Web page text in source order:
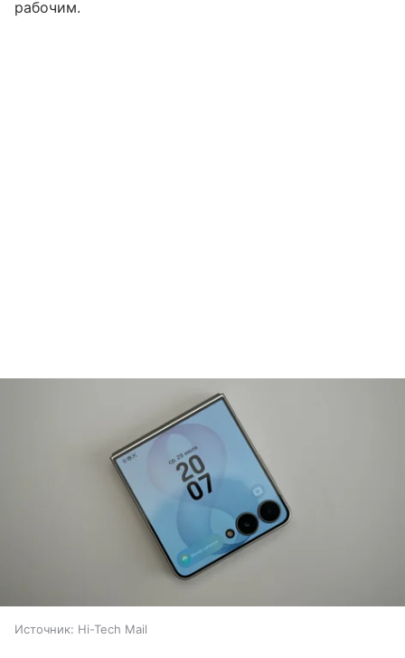
рабочим.
Источник: Hi-Tech Mail